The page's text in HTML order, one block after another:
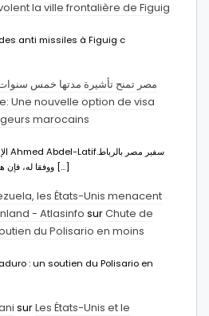
la ville frontalière de Figuig
anti missiles à Figuig c
مصر تمنح تأشيرة مدتها خمس
Une nouvelle option de visa
marocains
ووفقا له، فإن هذا الإجراء يهدف إلى […]
les États-Unis menacent
- Atlasinfo surChute de
du Polisario en moins
: un soutien du Polisario en
surLes États-Unis et le